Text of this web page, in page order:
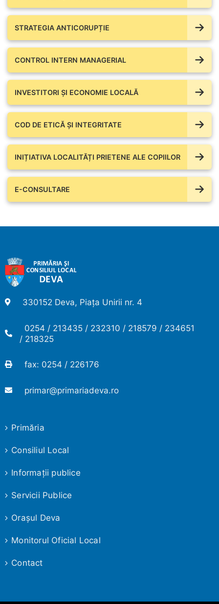
STRATEGIA ANTICORUPȚIE
CONTROL INTERN MANAGERIAL
INVESTITORI ȘI ECONOMIE LOCALĂ
COD DE ETICĂ ȘI INTEGRITATE
INIȚIATIVA LOCALITĂȚI PRIETENE ALE COPIILOR
E-CONSULTARE
330152 Deva, Piața Unirii nr. 4
0254 / 213435 / 232310 / 218579 / 234651
/ 218325
fax: 0254 / 226176
primar@primariadeva.ro
Primăria
Consiliul Local
Informaţii publice
Servicii Publice
Oraşul Deva
Monitorul Oficial Local
Contact